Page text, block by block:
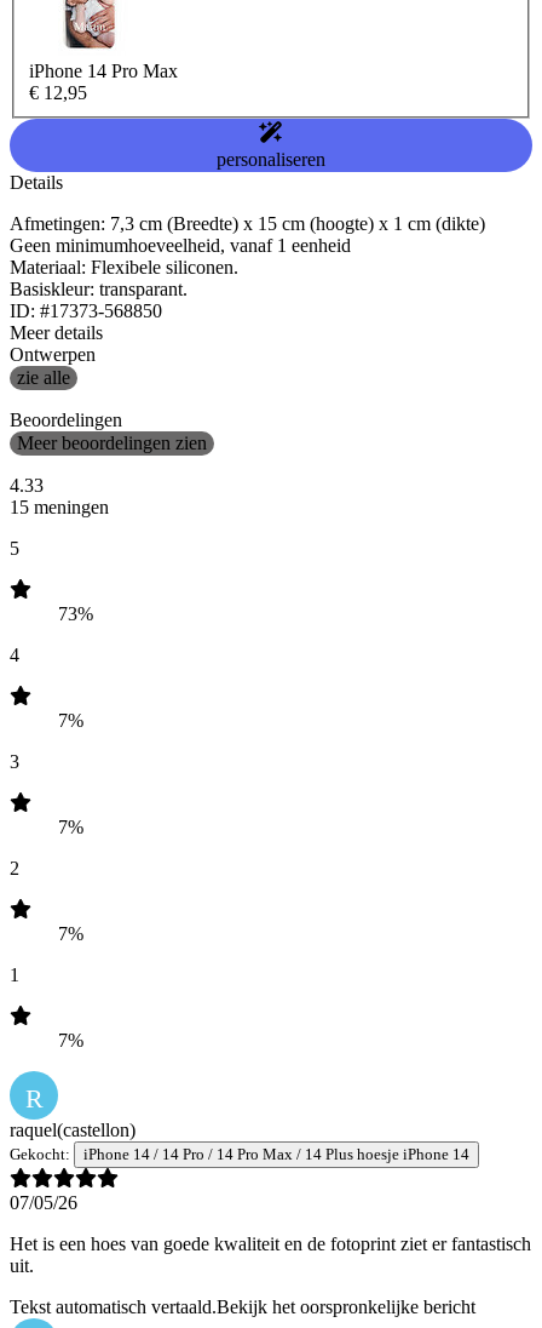
iPhone 14 Pro Max
€ 12,95
personaliseren
Details
Afmetingen: 7,3 cm (Breedte) x 15 cm (hoogte) x 1 cm (dikte)
Geen minimumhoeveelheid, vanaf 1 eenheid
Materiaal: Flexibele siliconen.
Basiskleur: transparant.
ID: #17373-568850
Meer details
Ontwerpen
zie alle
Beoordelingen
Meer beoordelingen zien
4.33
15 meningen
5
73%
4
7%
3
7%
2
7%
1
7%
R
raquel(castellon)
Gekocht: iPhone 14 / 14 Pro / 14 Pro Max / 14 Plus hoesje iPhone 14
07/05/26
Het is een hoes van goede kwaliteit en de fotoprint ziet er fantastisch
uit.
Tekst automatisch vertaald.Bekijk het oorspronkelijke bericht